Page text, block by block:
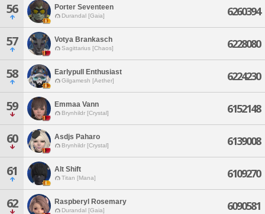
56 Porter Seventeen
Durandal [Gaia] 6260394
57 Votya Brankasch
Sagittarius [Chaos] 6228080
58 Earlypull Enthusiast
Gilgamesh [Aether] 6224230
59 Emmaa Vann
Brynhildr [Crystal] 6152148
60 Asdjs Paharo
Brynhildr [Crystal] 6139008
61 Alt Shift
Titan [Mana] 6109270
62 Raspberyl Rosemary
Durandal [Gaia] 6090581